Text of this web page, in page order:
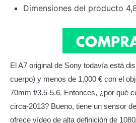
Dimensiones del producto
El A7 original de Sony todavía está
cuerpo) y menos de 1,000 € con el
70mm f/3.5-5.6. Entonces, ¿por qué
circa-2013? Bueno, tiene un sensor
ofrece vídeo de alta definición de